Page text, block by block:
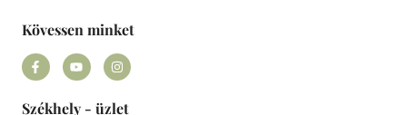
Kövessen minket
Székhely - üzlet